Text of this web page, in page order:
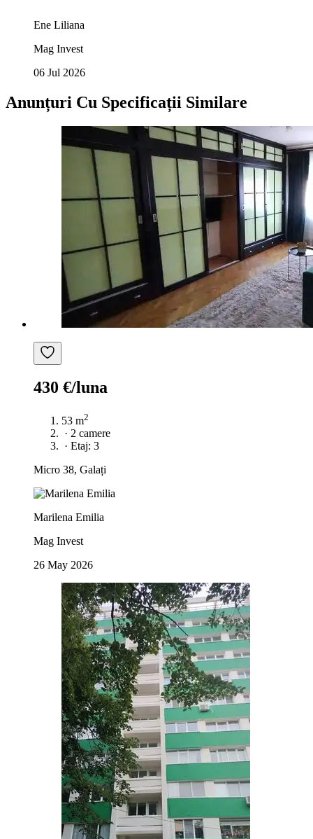
Ene Liliana
Mag Invest
06 Jul 2026
Anunțuri Cu Specificații Similare
430 €/luna
53 m2
· 2 camere
· Etaj: 3
Micro 38, Galați
Marilena Emilia
Mag Invest
26 May 2026